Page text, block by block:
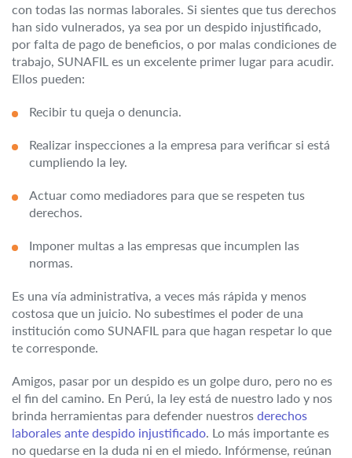
con todas las normas laborales. Si sientes que tus derechos
han sido vulnerados, ya sea por un despido injustificado,
por falta de pago de beneficios, o por malas condiciones de
trabajo, SUNAFIL es un excelente primer lugar para acudir.
Ellos pueden:
Recibir tu queja o denuncia.
Realizar inspecciones a la empresa para verificar si está
cumpliendo la ley.
Actuar como mediadores para que se respeten tus
derechos.
Imponer multas a las empresas que incumplen las
normas.
Es una vía administrativa, a veces más rápida y menos
costosa que un juicio. No subestimes el poder de una
institución como SUNAFIL para que hagan respetar lo que
te corresponde.
Amigos, pasar por un despido es un golpe duro, pero no es
el fin del camino. En Perú, la ley está de nuestro lado y nos
brinda herramientas para defender nuestros derechos
laborales ante despido injustificado. Lo más importante es
no quedarse en la duda ni en el miedo. Infórmense, reúnan